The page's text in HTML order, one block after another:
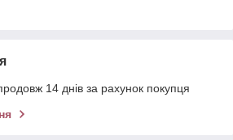
14 днів за рахунок покупця